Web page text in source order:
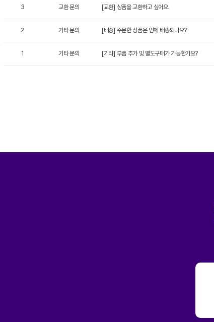
3 교환 문의 [교환] 상품을 교환하고 싶어요.
2 기타 문의 [배송] 주문한 상품은 언제 배송되나요?
1 기타 문의 [기타] 부품 추가 및 별도구매가 가능한가요?